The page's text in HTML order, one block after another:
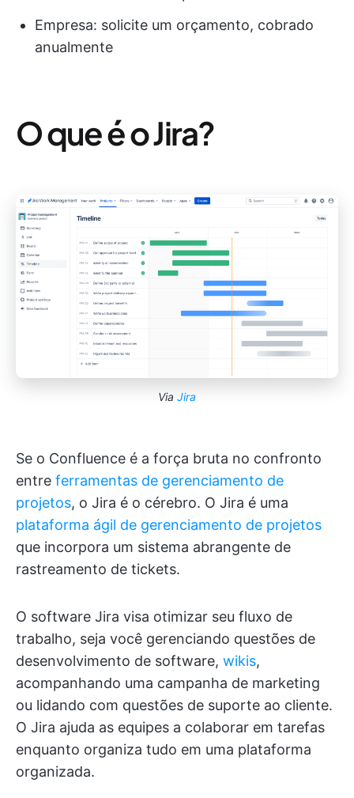
Empresa: solicite um orçamento, cobrado
anualmente
O que é o Jira?
Via Jira
Se o Confluence é a força bruta no confronto
entre ferramentas de gerenciamento de
projetos, o Jira é o cérebro. O Jira é uma
plataforma ágil de gerenciamento de projetos
que incorpora um sistema abrangente de
rastreamento de tickets.
O software Jira visa otimizar seu fluxo de
trabalho, seja você gerenciando questões de
desenvolvimento de software, wikis,
acompanhando uma campanha de marketing
ou lidando com questões de suporte ao cliente.
O Jira ajuda as equipes a colaborar em tarefas
enquanto organiza tudo em uma plataforma
organizada.